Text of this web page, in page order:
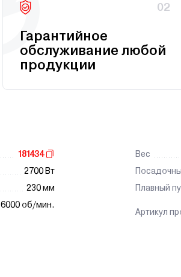
02
Гарантийное
обслуживание любой
продукции
181434
2700 Вт
230 мм
6000 об/мин.
Вес
Плавный
Артикул